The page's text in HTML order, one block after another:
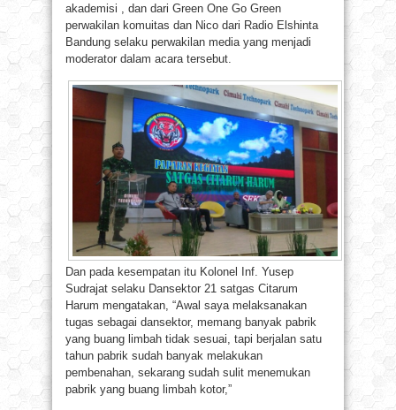
akademisi , dan dari Green One Go Green
perwakilan komuitas dan Nico dari Radio Elshinta
Bandung selaku perwakilan media yang menjadi
moderator dalam acara tersebut.
Dan pada kesempatan itu Kolonel Inf. Yusep
Sudrajat selaku Dansektor 21 satgas Citarum
Harum mengatakan, “Awal saya melaksanakan
tugas sebagai dansektor, memang banyak pabrik
yang buang limbah tidak sesuai, tapi berjalan satu
tahun pabrik sudah banyak melakukan
pembenahan, sekarang sudah sulit menemukan
pabrik yang buang limbah kotor,”